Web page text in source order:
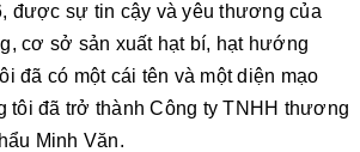
sự tin cậy và yêu thương của
cơ sở sản xuất hạt bí, hạt hướng
đã có một cái tên và một diện mạo
tôi đã trở thành Công ty TNHH thương
Minh Văn.